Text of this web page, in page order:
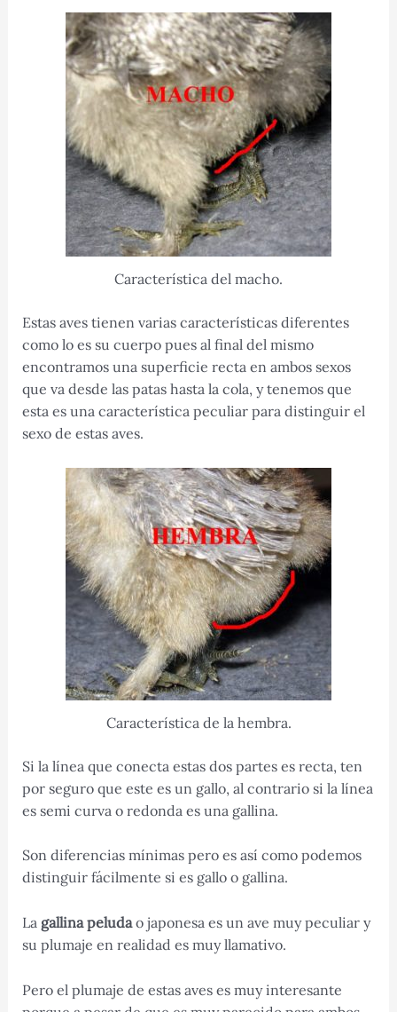
Característica del macho.
Estas aves tienen varias características diferentes
como lo es su cuerpo pues al final del mismo
encontramos una superficie recta en ambos sexos
que va desde las patas hasta la cola, y tenemos que
esta es una característica peculiar para distinguir el
sexo de estas aves.
Característica de la hembra.
Si la línea que conecta estas dos partes es recta, ten
por seguro que este es un gallo, al contrario si la línea
es semi curva o redonda es una gallina.
Son diferencias mínimas pero es así como podemos
distinguir fácilmente si es gallo o gallina.
La gallina peludao japonesa es un ave muy peculiar y
su plumaje en realidad es muy llamativo.
Pero el plumaje de estas aves es muy interesante